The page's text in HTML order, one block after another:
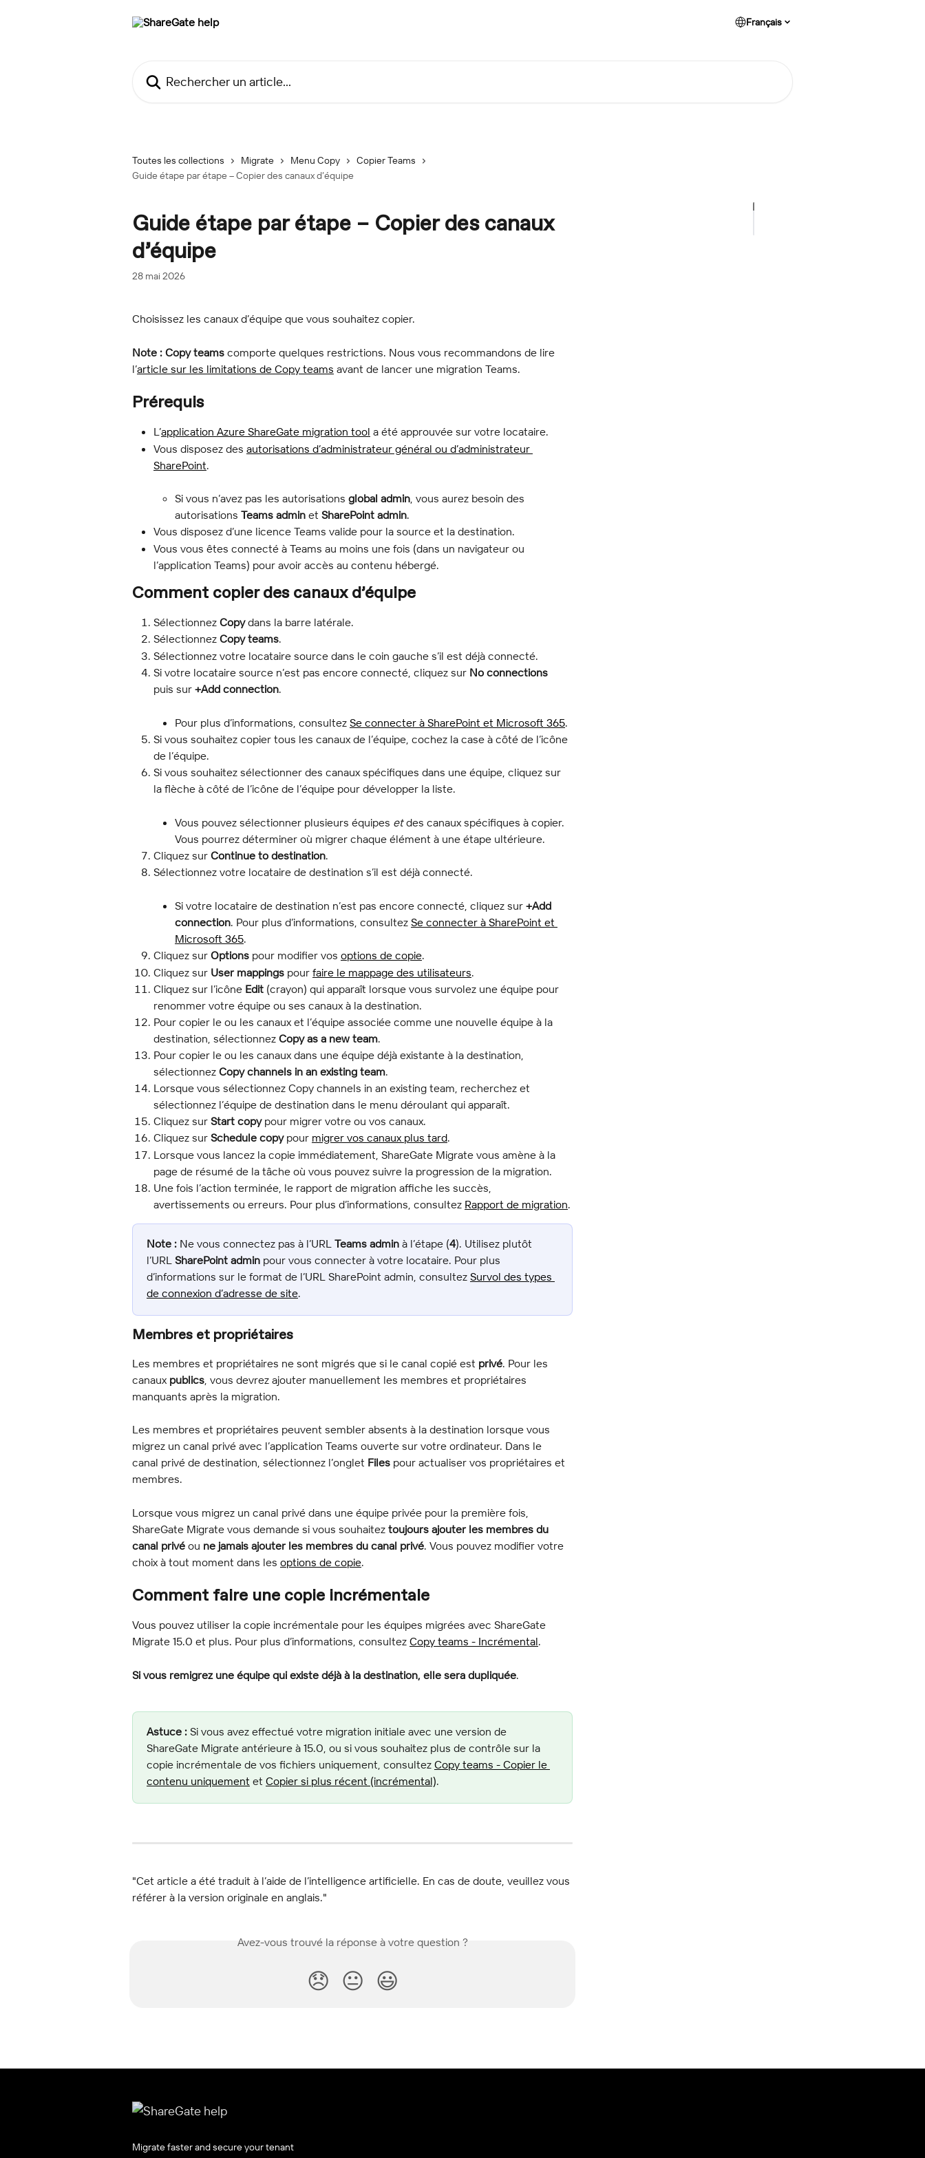
Français
Toutes les collections Migrate Menu Copy
Copier Teams
Guide étape par étape – Copier des canaux d’équipe
Guide étape par étape – Copier des canaux
d’équipe
28 mai 2026
Choisissez les canaux d’équipe que vous souhaitez copier.
Note : Copy teams comporte quelques restrictions. Nous vous recommandons de lire
l’article sur les limitations de Copy teams avant de lancer une migration Teams.
Prérequis
L’application Azure ShareGate migration tool a été approuvée sur votre locataire.
Vous disposez des autorisations d’administrateur général ou d’administrateur
SharePoint.
Si vous n’avez pas les autorisations global admin, vous aurez besoin des
autorisations Teams admin et SharePoint admin.
Vous disposez d’une licence Teams valide pour la source et la destination.
Vous vous êtes connecté à Teams au moins une fois (dans un navigateur ou
l’application Teams) pour avoir accès au contenu hébergé.
Comment copier des canaux d’équipe
Sélectionnez Copy dans la barre latérale.
Sélectionnez Copy teams.
Sélectionnez votre locataire source dans le coin gauche s’il est déjà connecté.
Si votre locataire source n’est pas encore connecté, cliquez sur No connections
puis sur +Add connection.
Pour plus d’informations, consultez Se connecter à SharePoint et Microsoft 365.
Si vous souhaitez copier tous les canaux de l’équipe, cochez la case à côté de l’icône
de l’équipe.
Si vous souhaitez sélectionner des canaux spécifiques dans une équipe, cliquez sur
la flèche à côté de l’icône de l’équipe pour développer la liste.
Vous pouvez sélectionner plusieurs équipes et des canaux spécifiques à copier.
Vous pourrez déterminer où migrer chaque élément à une étape ultérieure.
Cliquez sur Continue to destination.
Sélectionnez votre locataire de destination s’il est déjà connecté.
Si votre locataire de destination n’est pas encore connecté, cliquez sur +Add
connection. Pour plus d’informations, consultez Se connecter à SharePoint et
Microsoft 365.
Cliquez sur Options pour modifier vos options de copie.
Cliquez sur User mappings pour faire le mappage des utilisateurs.
Cliquez sur l’icône Edit (crayon) qui apparaît lorsque vous survolez une équipe pour
renommer votre équipe ou ses canaux à la destination.
Pour copier le ou les canaux et l’équipe associée comme une nouvelle équipe à la
destination, sélectionnez Copy as a new team.
Pour copier le ou les canaux dans une équipe déjà existante à la destination,
sélectionnez Copy channels in an existing team.
Lorsque vous sélectionnez Copy channels in an existing team, recherchez et
sélectionnez l’équipe de destination dans le menu déroulant qui apparaît.
Cliquez sur Start copy pour migrer votre ou vos canaux.
Cliquez sur Schedule copy pour migrer vos canaux plus tard.
Lorsque vous lancez la copie immédiatement, ShareGate Migrate vous amène à la
page de résumé de la tâche où vous pouvez suivre la progression de la migration.
Une fois l’action terminée, le rapport de migration affiche les succès,
avertissements ou erreurs. Pour plus d’informations, consultez Rapport de migration.
Note : Ne vous connectez pas à l’URL Teams admin à l’étape (4). Utilisez plutôt
l’URL SharePoint admin pour vous connecter à votre locataire. Pour plus
d’informations sur le format de l’URL SharePoint admin, consultez Survol des types
de connexion d’adresse de site.
Membres et propriétaires
Les membres et propriétaires ne sont migrés que si le canal copié est privé. Pour les
canaux publics , vous devrez ajouter manuellement les membres et propriétaires
manquants après la migration.
Les membres et propriétaires peuvent sembler absents à la destination lorsque vous
migrez un canal privé avec l’application Teams ouverte sur votre ordinateur. Dans le
canal privé de destination, sélectionnez l’onglet Files pour actualiser vos propriétaires et
membres.
Lorsque vous migrez un canal privé dans une équipe privée pour la première fois,
ShareGate Migrate vous demande si vous souhaitez toujours ajouter les membres du
canal privé ou ne jamais ajouter les membres du canal privé. Vous pouvez modifier votre
choix à tout moment dans les options de copie.
Comment faire une copie incrémentale
Vous pouvez utiliser la copie incrémentale pour les équipes migrées avec ShareGate
Migrate 15.0 et plus. Pour plus d’informations, consultez Copy teams - Incrémental.
Si vous remigrez une équipe qui existe déjà à la destination, elle sera dupliquée.
Astuce : Si vous avez effectué votre migration initiale avec une version de
ShareGate Migrate antérieure à 15.0, ou si vous souhaitez plus de contrôle sur la
copie incrémentale de vos fichiers uniquement, consultez Copy teams - Copier le
contenu uniquement et Copier si plus récent (incrémental).
"Cet article a été traduit à l’aide de l’intelligence artificielle. En cas de doute, veuillez vous
référer à la version originale en anglais."
Avez-vous trouvé la réponse à votre question ?
😞 😐 😃
Migrate faster and secure your tenant